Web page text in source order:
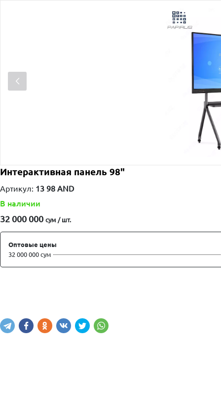
Интерактивная панель 98"
Артикул: 13 98 AND
В наличии
32 000 000 сум / шт.
Оптовые цены
32 000 000 сум